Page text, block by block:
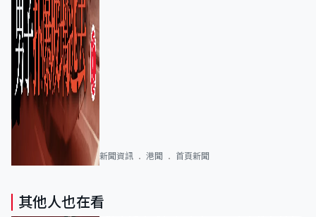
新聞資訊 港聞 首頁新聞
其他人也在看